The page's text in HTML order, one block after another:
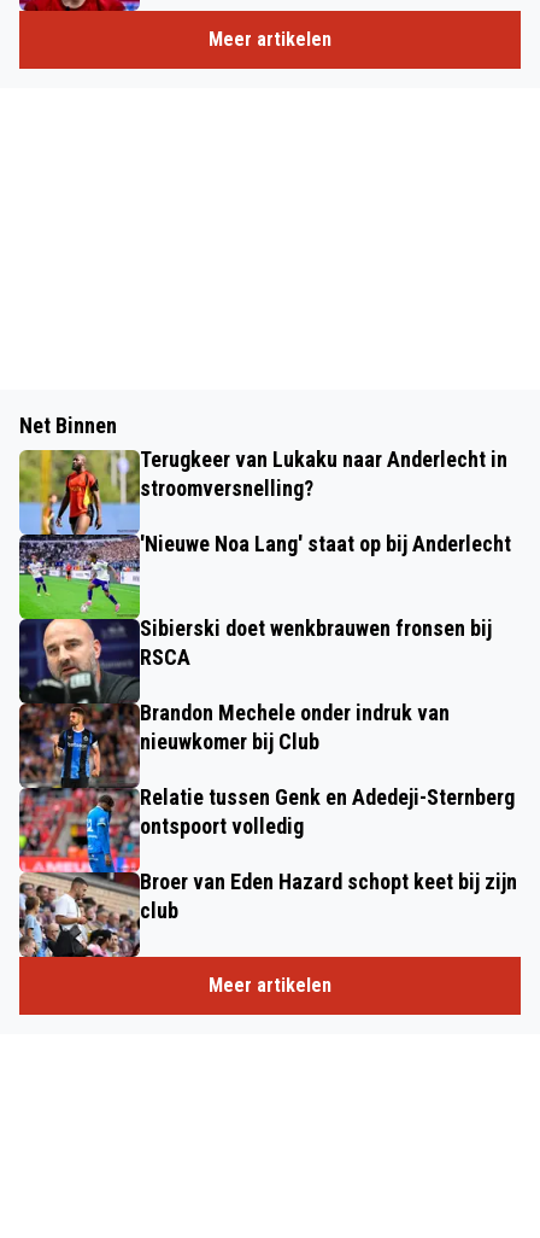
Meer artikelen
Net Binnen
Terugkeer van Lukaku naar Anderlecht in
stroomversnelling?
'Nieuwe Noa Lang' staat op bij Anderlecht
Sibierski doet wenkbrauwen fronsen bij
RSCA
Brandon Mechele onder indruk van
nieuwkomer bij Club
Relatie tussen Genk en Adedeji-Sternberg
ontspoort volledig
Broer van Eden Hazard schopt keet bij zijn
club
Meer artikelen